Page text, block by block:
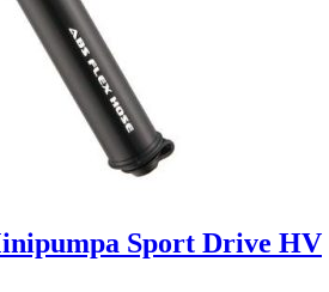
Sport Drive HV